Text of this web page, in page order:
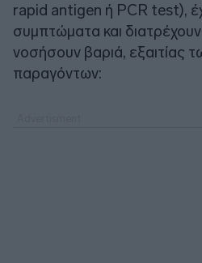
rapid antigen ή PCR test),
συμπτώματα και
νοσήσουν βαριά, εξαιτίας
παραγόντων: